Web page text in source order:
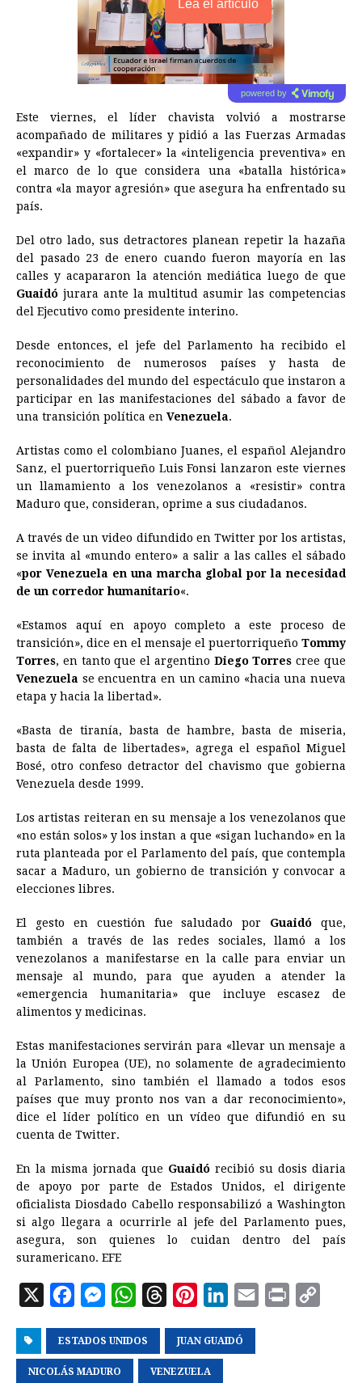
Lea el artículo
powered by
Este viernes, el líder chavista volvió a mostrarse
acompañado de militares y pidió a las Fuerzas Armadas
«expandir» y «fortalecer» la «inteligencia preventiva» en
el marco de lo que considera una «batalla histórica»
contra «la mayor agresión» que asegura ha enfrentado su
país.
Del otro lado, sus detractores planean repetir la hazaña
del pasado 23 de enero cuando fueron mayoría en las
calles y acapararon la atención mediática luego de que
Guaidó jurara ante la multitud asumir las competencias
del Ejecutivo como presidente interino.
Desde entonces, el jefe del Parlamento ha recibido el
reconocimiento de numerosos países y hasta de
personalidades del mundo del espectáculo que instaron a
participar en las manifestaciones del sábado a favor de
una transición política en Venezuela.
Artistas como el colombiano Juanes, el español Alejandro
Sanz, el puertorriqueño Luis Fonsi lanzaron este viernes
un llamamiento a los venezolanos a «resistir» contra
Maduro que, consideran, oprime a sus ciudadanos.
A través de un video difundido en Twitter por los artistas,
se invita al «mundo entero» a salir a las calles el sábado
«por Venezuela en una marcha global por la necesidad
de un corredor humanitario«.
«Estamos aquí en apoyo completo a este proceso de
transición», dice en el mensaje el puertorriqueño Tommy
Torres, en tanto que el argentino Diego Torres cree que
Venezuela se encuentra en un camino «hacia una nueva
etapa y hacia la libertad».
«Basta de tiranía, basta de hambre, basta de miseria,
basta de falta de libertades», agrega el español Miguel
Bosé, otro confeso detractor del chavismo que gobierna
Venezuela desde 1999.
Los artistas reiteran en su mensaje a los venezolanos que
«no están solos» y los instan a que «sigan luchando» en la
ruta planteada por el Parlamento del país, que contempla
sacar a Maduro, un gobierno de transición y convocar a
elecciones libres.
El gesto en cuestión fue saludado por Guaidó que,
también a través de las redes sociales, llamó a los
venezolanos a manifestarse en la calle para enviar un
mensaje al mundo, para que ayuden a atender la
«emergencia humanitaria» que incluye escasez de
alimentos y medicinas.
Estas manifestaciones servirán para «llevar un mensaje a
la Unión Europea (UE), no solamente de agradecimiento
al Parlamento, sino también el llamado a todos esos
países que muy pronto nos van a dar reconocimiento»,
dice el líder político en un vídeo que difundió en su
cuenta de Twitter.
En la misma jornada que Guaidó recibió su dosis diaria
de apoyo por parte de Estados Unidos, el dirigente
oficialista Diosdado Cabello responsabilizó a Washington
si algo llegara a ocurrirle al jefe del Parlamento pues,
asegura, son quienes lo cuidan dentro del país
suramericano. EFE
X
c
e
M
s
s
W
a
e
n
t
n
ESTADOS UNIDOS JUAN GUAIDÓ
NICOLÁS MADURO VENEZUELA